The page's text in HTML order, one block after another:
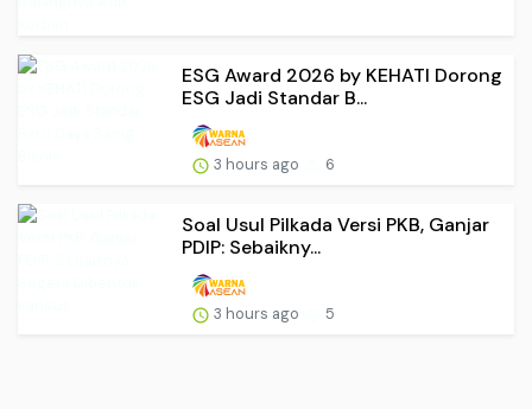
ESG Award 2026 by KEHATI Dorong
ESG Jadi Standar B...
3 hours ago 6
Soal Usul Pilkada Versi PKB, Ganjar
PDIP: Sebaikny...
3 hours ago 5